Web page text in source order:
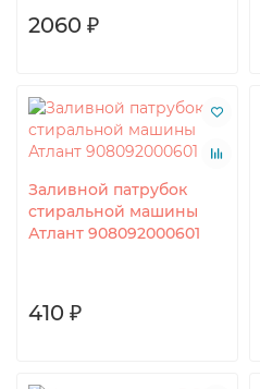
2060 ₽
Заливной патрубок
стиральной машины
Атлант 908092000601
410 ₽